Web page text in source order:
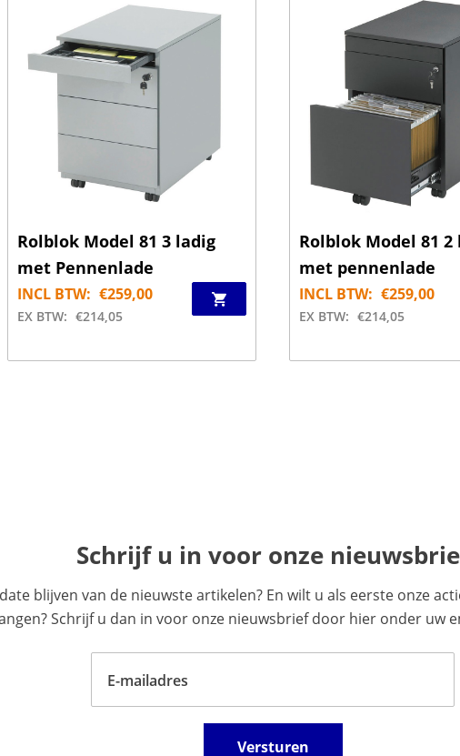
Rolblok Model 81 3 ladig
met Pennenlade
INCL BTW: €259,00
EX BTW: €214,05
Rolblok Model 81 2
met pennenlade
INCL BTW: €259,00
EX BTW: €214,05
Schrijf u in voor onze
blijven van de nieuwste artikelen? En wilt u als eerste onze
Schrijf u dan in voor onze nieuwsbrief door hier onder uw
E-mailadres
Versturen